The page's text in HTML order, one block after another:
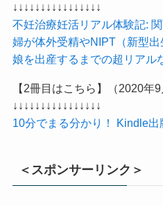
↓↓↓↓↓↓↓↓↓↓↓↓↓↓↓↓
不妊治療妊活リアル体験記:
婦が体外受精やNIPT（新型
娘を出産するまでの超リアル
【2冊目はこちら】（2020年9
↓↓↓↓↓↓↓↓↓↓↓↓↓↓↓↓
10分でまる分かり！ Kindle出
＜スポンサーリンク＞